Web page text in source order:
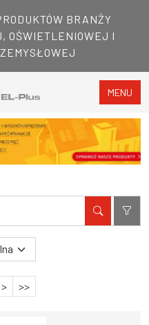
BRANŻY
OŚWIETLENIOWEJ I
MENU
Filtry
> >>